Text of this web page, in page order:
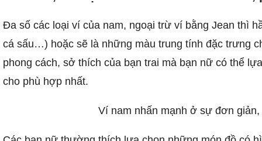
Đa số các loại ví của nam, ngoại trừ ví bằng Jean thì
cá sấu…) hoặc sẽ là những màu trung tính đặc trưng
phong cách, sở thích của bạn trai mà bạn nữ có thể
cho phù hợp nhất.
Ví nam nhấn mạnh ở sự đơn